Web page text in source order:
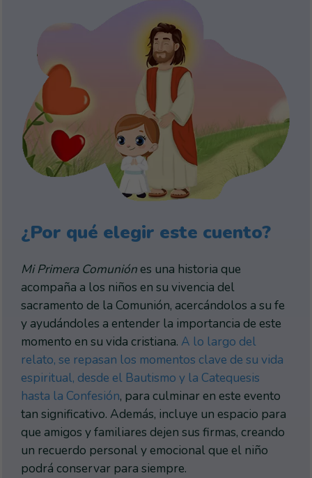
¿Por qué elegir este cuento?
Mi Primera Comuniónes una historia que
acompaña a los niños en su vivencia del
sacramento de la Comunión, acercándolos a su fe
y ayudándoles a entender la importancia de este
momento en su vida cristiana. A lo largo del
relato, se repasan los momentos clave de su vida
espiritual, desde el Bautismo y la Catequesis
hasta la Confesión, para culminar en este evento
tan significativo. Además, incluye un espacio para
que amigos y familiares dejen sus firmas, creando
un recuerdo personal y emocional que el niño
podrá conservar para siempre.